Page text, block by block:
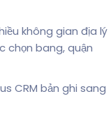
không gian địa lý
chọn bang, quận
CRM bản ghi sang